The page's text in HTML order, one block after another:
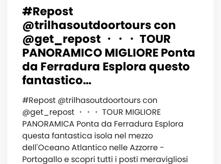
#Repost
@trilhasoutdoortours con
@get_repost ・・・ TOUR
PANORAMICO MIGLIORE Ponta
da Ferradura Esplora questo
fantastico…
#Repost @trilhasoutdoortours con
@get_repost ・・・ TOUR MIGLIORE
PANORAMICA Ponta da Ferradura Esplora
questa fantastica isola nel mezzo
dell'Oceano Atlantico nelle Azzorre -
Portogallo e scopri tutti i posti meravigliosi